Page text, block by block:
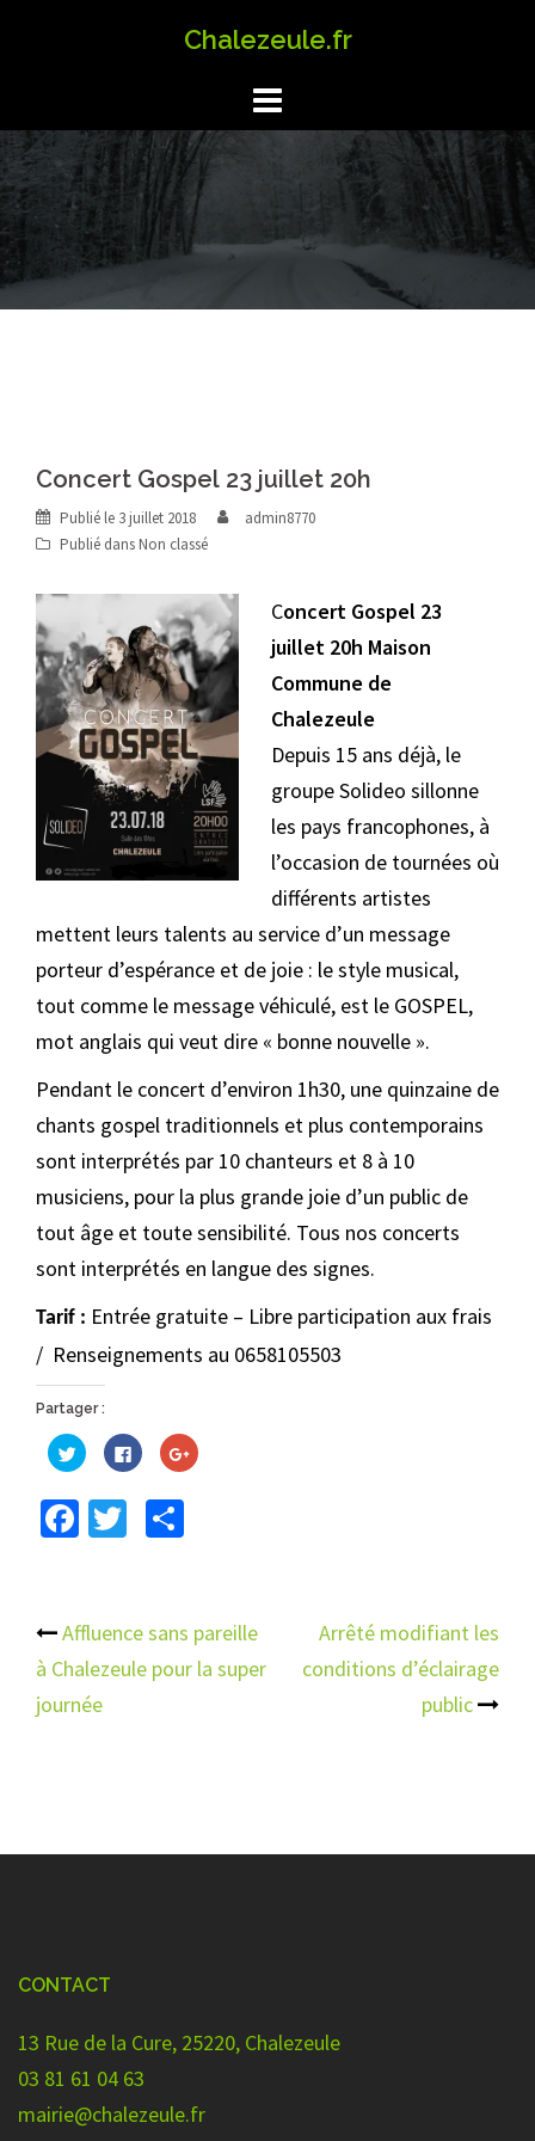
Chalezeule.fr
Concert Gospel 23 juillet 20h
Publié le 3 juillet 2018
admin8770
Publié dans Non classé
Concert Gospel 23
juillet 20h Maison
Commune de
Chalezeule
Depuis 15 ans déjà, le
groupe Solideo sillonne
les pays francophones, à
l’occasion de tournées où
différents artistes
mettent leurs talents au service d’un message
porteur d’espérance et de joie : le style musical,
tout comme le message véhiculé, est le GOSPEL,
mot anglais qui veut dire « bonne nouvelle ».
Pendant le concert d’environ 1h30, une quinzaine de
chants gospel traditionnels et plus contemporains
sont interprétés par 10 chanteurs et 8 à 10
musiciens, pour la plus grande joie d’un public de
tout âge et toute sensibilité. Tous nos concerts
sont interprétés en langue des signes.
Tarif : Entrée gratuite – Libre participation aux frais
/ Renseignements au 0658105503
Partager :
Cliquez
pour
partager
Twitter(ouvre
dans
une
Cliquez
pour
partager
Facebook(ouvre
dans
une
Cliquez
pour
Facebook
Twitter
Navigation
d’article
Affluence sans pareille
à Chalezeule pour la super
journée
Arrêté modifiant les
conditions d’éclairage
public
CONTACT
13 Rue de la Cure, 25220, Chalezeule
03 81 61 04 63
mairie@chalezeule.fr